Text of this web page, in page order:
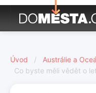
Úvod / Austrálie a
Co byste měli vědět o